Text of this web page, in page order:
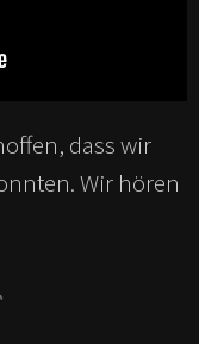
dass wir
Wir hören